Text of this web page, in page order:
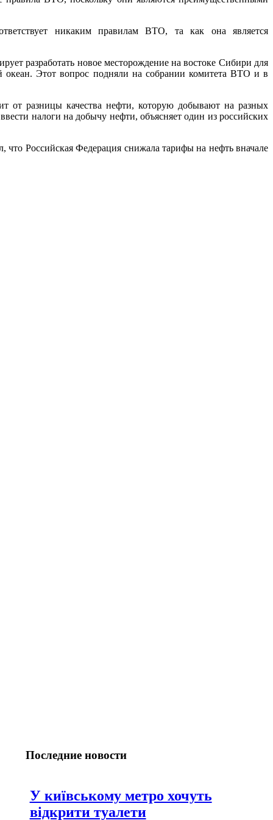
никаким правилам ВТО, та как она является
разработать новое месторождение на востоке Сибири для
океан. Этот вопрос подняли на собрании комитета ВТО и в
от разницы качества нефти, которую добывают на разных
налоги на добычу нефти, объясняет один из российских
Российская Федерация снижала тарифы на нефть вначале
Последние новости
У київському метро хочуть
відкрити туалети